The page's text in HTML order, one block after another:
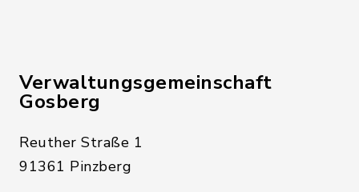
Verwaltungsgemeinschaft
Gosberg
Reuther Straße 1
91361 Pinzberg